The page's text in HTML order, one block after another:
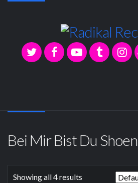
Bei Mir Bist Du Shoen
Showing all 4 results